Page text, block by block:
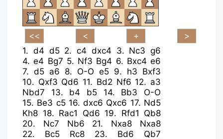
1. d4 d5 2. c4 dxc4 3. Nc3 g6
4.e4 Bg7 5. Nf3 Bg4 6. Bxc4 e6
7. d5 a6 8. O-O e5 9. h3 Bxf3
10. Qxf3 Qd6 11. Bd2 Nf6 12. a3
Nbd7
13. b4 b5 14. Bb3
O-O
15. Be3 c5 16.dxc6 Qxc6 17. Nd5
Kh8 18. Rac1 Qd6 19. Rfd1 Qb8
20. Nc7 Nb6 21. Nxa8
Nxa8
22. Bc5 Rc8 23. Bd6
Qb7